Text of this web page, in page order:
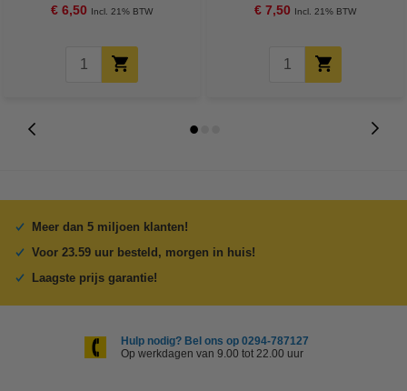
€ 6,50 Incl. 21% BTW € 7,50 Incl. 21% BTW
Meer dan 5 miljoen klanten!
Voor 23.59 uur besteld, morgen in huis!
Laagste prijs garantie!
Hulp nodig? Bel ons op 0294-787127
Op werkdagen van 9.00 tot 22.00 uur